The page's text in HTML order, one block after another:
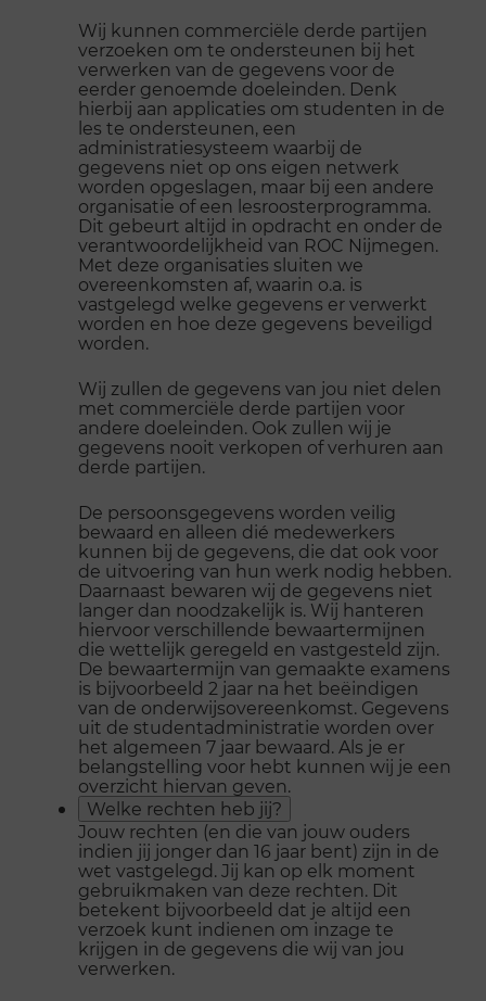
Wij kunnen commerciële derde partijen
verzoeken om te ondersteunen bij het
verwerken van de gegevens voor de
eerder genoemde doeleinden. Denk
hierbij aan applicaties om studenten in de
les te ondersteunen, een
administratiesysteem waarbij de
gegevens niet op ons eigen netwerk
worden opgeslagen, maar bij een andere
organisatie of een lesroosterprogramma.
Dit gebeurt altijd in opdracht en onder de
verantwoordelijkheid van ROC Nijmegen.
Met deze organisaties sluiten we
overeenkomsten af, waarin o.a. is
vastgelegd welke gegevens er verwerkt
worden en hoe deze gegevens beveiligd
worden.
Wij zullen de gegevens van jou niet delen
met commerciële derde partijen voor
andere doeleinden. Ook zullen wij je
gegevens nooit verkopen of verhuren aan
derde partijen.
De persoonsgegevens worden veilig
bewaard en alleen dié medewerkers
kunnen bij de gegevens, die dat ook voor
de uitvoering van hun werk nodig hebben.
Daarnaast bewaren wij de gegevens niet
langer dan noodzakelijk is. Wij hanteren
hiervoor verschillende bewaartermijnen
die wettelijk geregeld en vastgesteld zijn.
De bewaartermijn van gemaakte examens
is bijvoorbeeld 2 jaar na het beëindigen
van de onderwijsovereenkomst. Gegevens
uit de studentadministratie worden over
het algemeen 7 jaar bewaard. Als je er
belangstelling voor hebt kunnen wij je een
overzicht hiervan geven.
Welke rechten heb jij?
Jouw rechten (en die van jouw ouders
indien jij jonger dan 16 jaar bent) zijn in de
wet vastgelegd. Jij kan op elk moment
gebruikmaken van deze rechten. Dit
betekent bijvoorbeeld dat je altijd een
verzoek kunt indienen om inzage te
krijgen in de gegevens die wij van jou
verwerken.